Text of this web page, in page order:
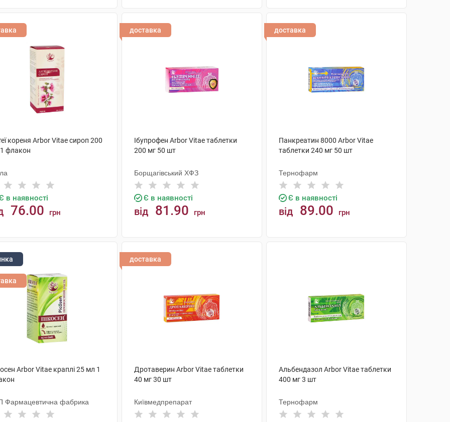
кореня Arbor Vitae сироп 200
флакон
в наявності
76.00 грн
доставка
Ібупрофен Arbor Vitae таблетки
200 мг 50 шт
Борщагівський ХФЗ
Є в наявності
від 81.90 грн
доставка
Панкреатин 8000 Arbor Vitae
таблетки 240 мг 50 шт
Тернофарм
Є в наявності
від 89.00 грн
Arbor Vitae краплі 25 мл 1
Фармацевтична фабрика
доставка
Дротаверин Arbor Vitae таблетки
40 мг 30 шт
Київмедпрепарат
Альбендазол Arbor Vitae таблетки
400 мг 3 шт
Тернофарм